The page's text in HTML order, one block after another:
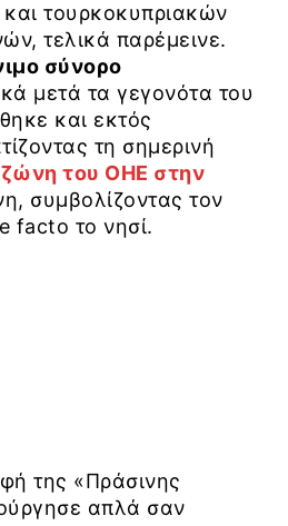
τουρκοκυπριακών
τελικά παρέμεινε.
σύνορο
μετά τα γεγονότα του
και εκτός
τη σημερινή
του ΟΗΕ στην
συμβολίζοντας τον
facto το νησί.
της «Πράσινης
απλά σαν